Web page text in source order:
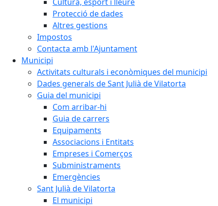
Protecció de dades
Altres gestions
Impostos
Contacta amb l'Ajuntament
Municipi
Activitats culturals i econòmiques del municipi
Dades generals de Sant Julià de Vilatorta
Guia del municipi
Com arribar-hi
Guia de carrers
Equipaments
Associacions i Entitats
Empreses i Comerços
Subministraments
Emergències
Sant Julià de Vilatorta
El municipi